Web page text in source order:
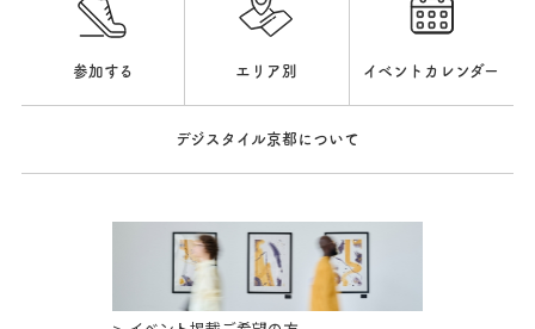
参加する エリア別 イベントカレンダー
デジスタイル京都について